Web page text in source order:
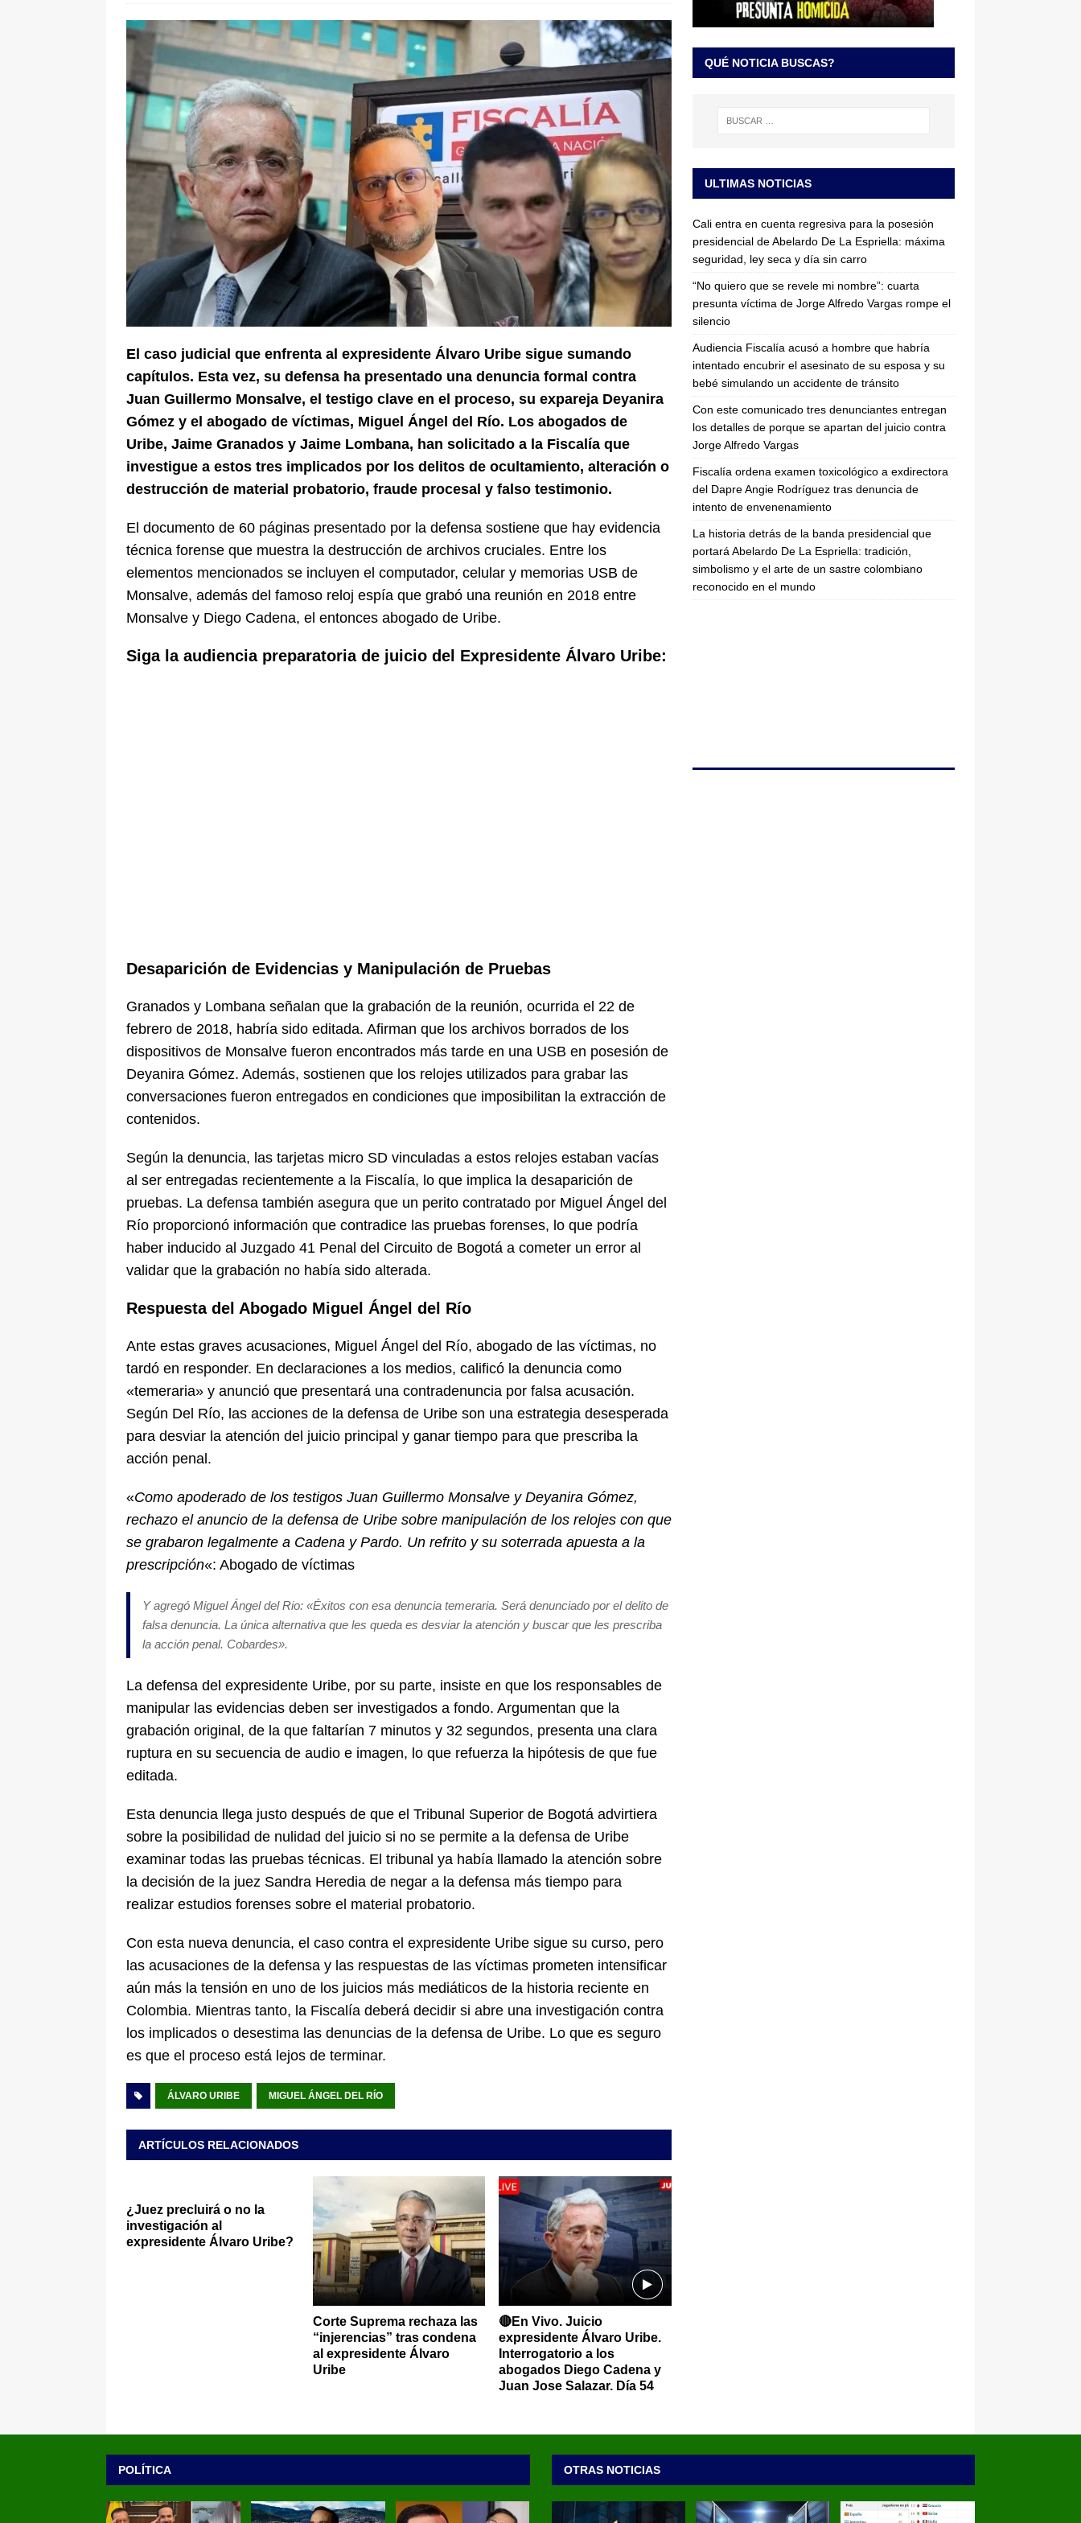
tras denuncia de intento de envenenamiento NOTICIAS
El caso judicial que enfrenta al expresidente Álvaro Uribe sigue sumando
capítulos. Esta vez, su defensa ha presentado una denuncia formal contra
Juan Guillermo Monsalve, el testigo clave en el proceso, su expareja Deyanira
Gómez y el abogado de víctimas, Miguel Ángel del Río. Los abogados de
Uribe, Jaime Granados y Jaime Lombana, han solicitado a la Fiscalía que
investigue a estos tres implicados por los delitos de ocultamiento, alteración o
destrucción de material probatorio, fraude procesal y falso testimonio.
El documento de 60 páginas presentado por la defensa sostiene que hay evidencia
técnica forense que muestra la destrucción de archivos cruciales. Entre los
elementos mencionados se incluyen el computador, celular y memorias USB de
Monsalve, además del famoso reloj espía que grabó una reunión en 2018 entre
Monsalve y Diego Cadena, el entonces abogado de Uribe.
Siga la audiencia preparatoria de juicio del Expresidente Álvaro Uribe:
Desaparición de Evidencias y Manipulación de Pruebas
Granados y Lombana señalan que la grabación de la reunión, ocurrida el 22 de
febrero de 2018, habría sido editada. Afirman que los archivos borrados de los
dispositivos de Monsalve fueron encontrados más tarde en una USB en posesión de
Deyanira Gómez. Además, sostienen que los relojes utilizados para grabar las
conversaciones fueron entregados en condiciones que imposibilitan la extracción de
contenidos.
Según la denuncia, las tarjetas micro SD vinculadas a estos relojes estaban vacías
al ser entregadas recientemente a la Fiscalía, lo que implica la desaparición de
pruebas. La defensa también asegura que un perito contratado por Miguel Ángel del
Río proporcionó información que contradice las pruebas forenses, lo que podría
haber inducido al Juzgado 41 Penal del Circuito de Bogotá a cometer un error al
validar que la grabación no había sido alterada.
Respuesta del Abogado Miguel Ángel del Río
Ante estas graves acusaciones, Miguel Ángel del Río, abogado de las víctimas, no
tardó en responder. En declaraciones a los medios, calificó la denuncia como
«temeraria» y anunció que presentará una contradenuncia por falsa acusación.
Según Del Río, las acciones de la defensa de Uribe son una estrategia desesperada
para desviar la atención del juicio principal y ganar tiempo para que prescriba la
acción penal.
«Como apoderado de los testigos Juan Guillermo Monsalve y Deyanira Gómez,
rechazo el anuncio de la defensa de Uribe sobre manipulación de los relojes con que
se grabaron legalmente a Cadena y Pardo. Un refrito y su soterrada apuesta a la
prescripción«: Abogado de víctimas
Y agregó Miguel Ángel del Rio: «Éxitos con esa denuncia temeraria. Será denunciado por el delito de
falsa denuncia. La única alternativa que les queda es desviar la atención y buscar que les prescriba
la acción penal. Cobardes».
La defensa del expresidente Uribe, por su parte, insiste en que los responsables de
manipular las evidencias deben ser investigados a fondo. Argumentan que la
grabación original, de la que faltarían 7 minutos y 32 segundos, presenta una clara
ruptura en su secuencia de audio e imagen, lo que refuerza la hipótesis de que fue
editada.
Esta denuncia llega justo después de que el Tribunal Superior de Bogotá advirtiera
sobre la posibilidad de nulidad del juicio si no se permite a la defensa de Uribe
examinar todas las pruebas técnicas. El tribunal ya había llamado la atención sobre
la decisión de la juez Sandra Heredia de negar a la defensa más tiempo para
realizar estudios forenses sobre el material probatorio.
Con esta nueva denuncia, el caso contra el expresidente Uribe sigue su curso, pero
las acusaciones de la defensa y las respuestas de las víctimas prometen intensificar
aún más la tensión en uno de los juicios más mediáticos de la historia reciente en
Colombia. Mientras tanto, la Fiscalía deberá decidir si abre una investigación contra
los implicados o desestima las denuncias de la defensa de Uribe. Lo que es seguro
es que el proceso está lejos de terminar.
ÁLVARO URIBE MIGUEL ÁNGEL DEL RÍO
ARTÍCULOS RELACIONADOS
¿Juez precluirá o no la
investigación al
expresidente Álvaro Uribe?
Corte Suprema rechaza las
“injerencias” tras condena
al expresidente Álvaro
Uribe
🔴En Vivo. Juicio
expresidente Álvaro Uribe.
Interrogatorio a los
abogados Diego Cadena y
Juan Jose Salazar. Día 54
QUÉ NOTICIA BUSCAS?
ULTIMAS NOTICIAS
Cali entra en cuenta regresiva para la posesión
presidencial de Abelardo De La Espriella: máxima
seguridad, ley seca y día sin carro
“No quiero que se revele mi nombre”: cuarta
presunta víctima de Jorge Alfredo Vargas rompe el
silencio
Audiencia Fiscalía acusó a hombre que habría
intentado encubrir el asesinato de su esposa y su
bebé simulando un accidente de tránsito
Con este comunicado tres denunciantes entregan
los detalles de porque se apartan del juicio contra
Jorge Alfredo Vargas
Fiscalía ordena examen toxicológico a exdirectora
del Dapre Angie Rodríguez tras denuncia de
intento de envenenamiento
La historia detrás de la banda presidencial que
portará Abelardo De La Espriella: tradición,
simbolismo y el arte de un sastre colombiano
reconocido en el mundo
POLÍTICA OTRAS NOTICIAS